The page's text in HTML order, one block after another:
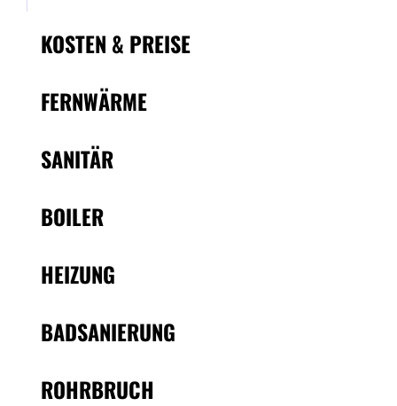
KOSTEN & PREISE
FERNWÄRME
SANITÄR
BOILER
HEIZUNG
BADSANIERUNG
ROHRBRUCH